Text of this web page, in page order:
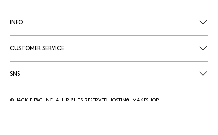
INFO
CUSTOMER SERVICE
SNS
© JACKIE F&C INC. ALL RIGHTS RESERVED.HOSTING. MAKESHOP